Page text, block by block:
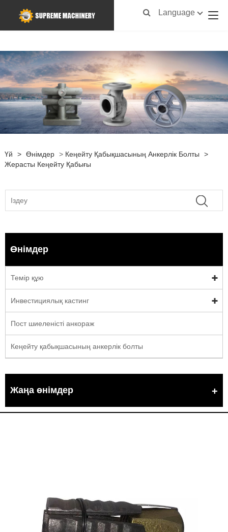
Language
Үй > Өнімдер > Кеңейту Қабықшасының Анкерлік Болты
>
Жерасты Кеңейту Қабығы
Өнімдер
Темір құю
Инвестициялық кастинг
Пост шиеленісті анкораж
Кеңейту қабықшасының анкерлік болты
Жаңа өнімдер